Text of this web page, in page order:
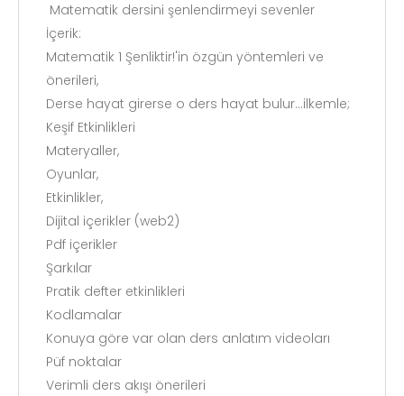
Matematik dersini şenlendirmeyi sevenler
İçerik:
Matematik 1 Şenliktir!'in özgün yöntemleri ve
önerileri,
Derse hayat girerse o ders hayat bulur...ilkemle;
Keşif Etkinlikleri
Materyaller,
Oyunlar,
Etkinlikler,
Dijital içerikler (web2)
Pdf içerikler
Şarkılar
Pratik defter etkinlikleri
Kodlamalar
Konuya göre var olan ders anlatım videoları
Püf noktalar
Verimli ders akışı önerileri